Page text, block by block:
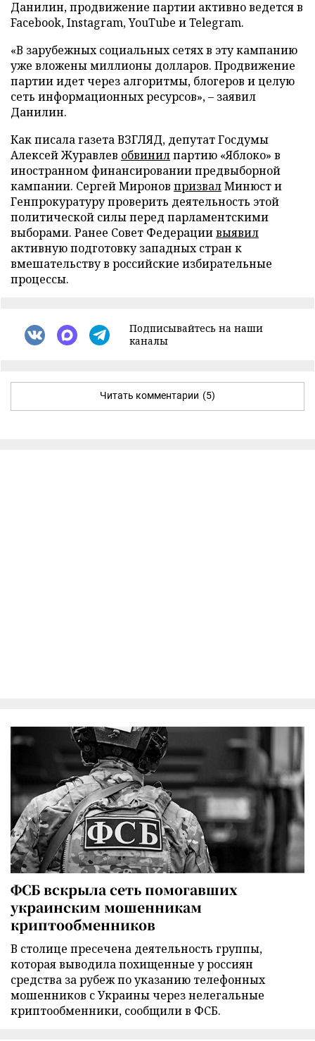
Данилин, продвижение партии активно ведется в
Facebook, Instagram, YouTube и Telegram.
«В зарубежных социальных сетях в эту кампанию
уже вложены миллионы долларов. Продвижение
партии идет через алгоритмы, блогеров и целую
сеть информационных ресурсов», – заявил
Данилин.
Как писала газета ВЗГЛЯД, депутат Госдумы
Алексей Журавлев обвинилпартию «Яблоко» в
иностранном финансировании предвыборной
кампании. Сергей Миронов призвалМинюст и
Генпрокуратуру проверить деятельность этой
политической силы перед парламентскими
выборами. Ранее Совет Федерациивыявил
активную подготовку западных стран к
вмешательству в российские избирательные
процессы.
Подписывайтесь на наши
каналы
Читать комментарии (5)
ФСБ вскрыла сеть помогавших
украинским мошенникам
криптообменников
В столице пресечена деятельность группы,
которая выводила похищенные у россиян
средства за рубеж по указанию телефонных
мошенников с Украины через нелегальные
криптообменники, сообщили в ФСБ.